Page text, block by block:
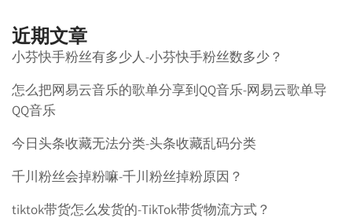
近期文章
小芬快手粉丝有多少人-小芬快手粉丝数多少？
怎么把网易云音乐的歌单分享到QQ音乐-网易云歌单导
QQ音乐
今日头条收藏无法分类-头条收藏乱码分类
千川粉丝会掉粉嘛-千川粉丝掉粉原因？
tiktok带货怎么发货的-TikTok带货物流方式？